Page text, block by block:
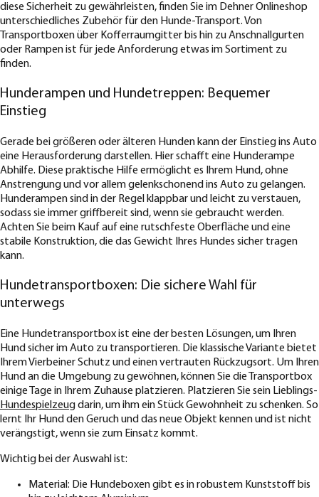
diese Sicherheit zu gewährleisten, finden Sie im Dehner Onlineshop
unterschiedliches Zubehör für den Hunde-Transport. Von
Transportboxen über Kofferraumgitter bis hin zu Anschnallgurten
oder Rampen ist für jede Anforderung etwas im Sortiment zu
finden.
Hunderampen und Hundetreppen: Bequemer
Einstieg
Gerade bei größeren oder älteren Hunden kann der Einstieg ins Auto
eine Herausforderung darstellen. Hier schafft eine Hunderampe
Abhilfe. Diese praktische Hilfe ermöglicht es Ihrem Hund, ohne
Anstrengung und vor allem gelenkschonend ins Auto zu gelangen.
Hunderampen sind in der Regel klappbar und leicht zu verstauen,
sodass sie immer griffbereit sind, wenn sie gebraucht werden.
Achten Sie beim Kauf auf eine rutschfeste Oberfläche und eine
stabile Konstruktion, die das Gewicht Ihres Hundes sicher tragen
kann.
Hundetransportboxen: Die sichere Wahl für
unterwegs
Eine Hundetransportbox ist eine der besten Lösungen, um Ihren
Hund sicher im Auto zu transportieren. Die klassische Variante bietet
Ihrem Vierbeiner Schutz und einen vertrauten Rückzugsort. Um Ihren
Hund an die Umgebung zu gewöhnen, können Sie die Transportbox
einige Tage in Ihrem Zuhause platzieren. Platzieren Sie sein Lieblings-
Hundespielzeugdarin, um ihm ein Stück Gewohnheit zu schenken. So
lernt Ihr Hund den Geruch und das neue Objekt kennen und ist nicht
verängstigt, wenn sie zum Einsatz kommt.
Wichtig bei der Auswahl ist:
Material: Die Hundeboxen gibt es in robustem Kunststoff bis